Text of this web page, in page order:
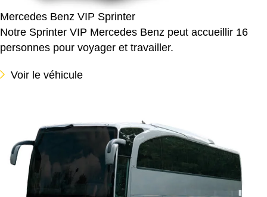
Mercedes Benz VIP Sprinter
Notre Sprinter VIP Mercedes Benz peut accueillir 16
personnes pour voyager et travailler.
Voir le véhicule